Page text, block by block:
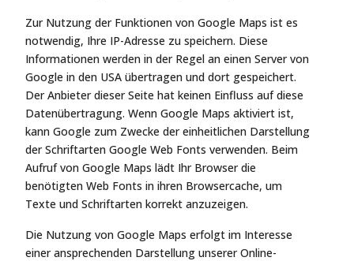
Zur Nutzung der Funktionen von Google Maps ist es
notwendig, Ihre IP-Adresse zu speichern. Diese
Informationen werden in der Regel an einen Server von
Google in den USA übertragen und dort gespeichert.
Der Anbieter dieser Seite hat keinen Einfluss auf diese
Datenübertragung. Wenn Google Maps aktiviert ist,
kann Google zum Zwecke der einheitlichen Darstellung
der Schriftarten Google Web Fonts verwenden. Beim
Aufruf von Google Maps lädt Ihr Browser die
benötigten Web Fonts in ihren Browsercache, um
Texte und Schriftarten korrekt anzuzeigen.
Die Nutzung von Google Maps erfolgt im Interesse
einer ansprechenden Darstellung unserer Online-